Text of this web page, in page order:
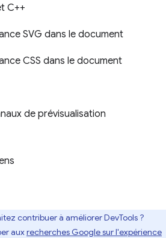
C++
SVG dans le document
CSS dans le document
de prévisualisation
contribuer à améliorer DevTools ?
auxrecherches Google sur l'expérience